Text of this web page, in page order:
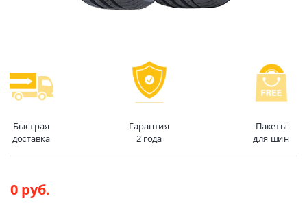
Быстрая
доставка
Гарантия
2 года
Пакеты
для шин
0 руб.